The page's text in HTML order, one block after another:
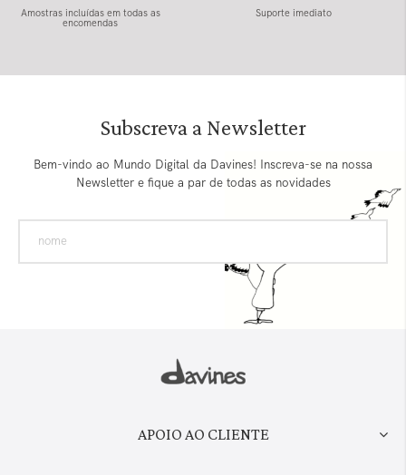
Amostras incluídas em todas as
encomendas
Suporte imediato
Subscreva a Newsletter
Bem-vindo ao Mundo Digital da Davines! Inscreva-se na nossa
Newsletter e fique a par de todas as novidades
APOIO AO CLIENTE